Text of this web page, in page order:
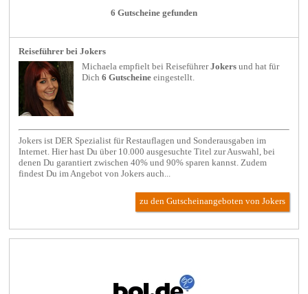
6 Gutscheine gefunden
Reiseführer bei Jokers
Michaela empfielt beiReiseführer Jokers und hat für
Dich6 Gutscheine eingestellt.
Jokers ist DER Spezialist für Restauflagen und Sonderausgaben im
Internet. Hier hast Du über 10.000 ausgesuchte Titel zur Auswahl, bei
denen Du garantiert zwischen 40% und 90% sparen kannst. Zudem
findest Du im Angebot von Jokers auch...
zu den Gutscheinangeboten von Jokers